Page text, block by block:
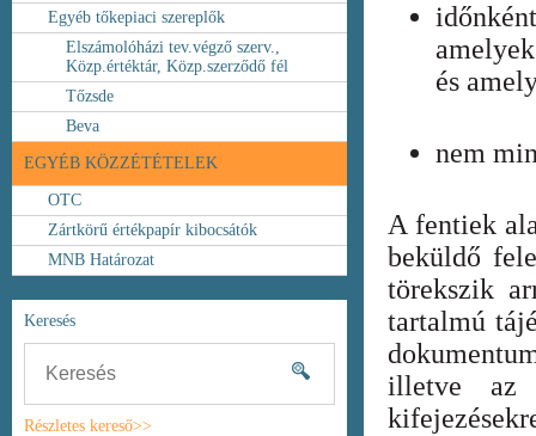
Egyéb tőkepiaci szereplők
Elszámolóházi tev.végző szerv.,
Közp.értéktár, Közp.szerződő fél
Tőzsde
Beva
EGYÉB KÖZZÉTÉTELEK
OTC
Zártkörű értékpapír kibocsátók
MNB Határozat
Keresés
Részletes kereső>>
és
nem
A fentiek
beküldő
törekszik
tartalmú
illetve az